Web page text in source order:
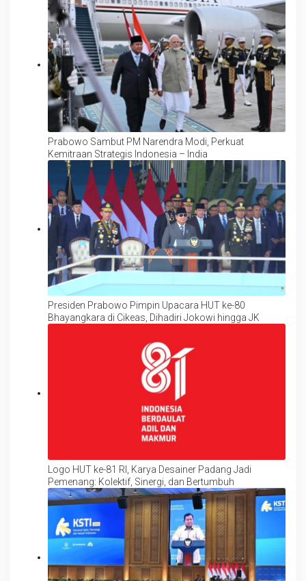
Prabowo Sambut PM Narendra Modi, Perkuat
Kemitraan Strategis Indonesia – India
Presiden Prabowo Pimpin Upacara HUT ke-80
Bhayangkara di Cikeas, Dihadiri Jokowi hingga JK
Logo HUT ke-81 RI, Karya Desainer Padang Jadi
Pemenang: Kolektif, Sinergi, dan Bertumbuh